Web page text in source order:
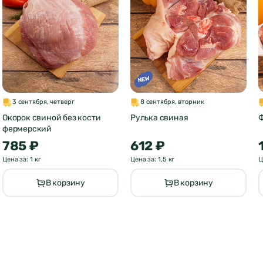
3 сентября, четверг
Окорок свиной без кости
фермерский
785 ₽
Цена за: 1 кг
В корзину
8 сентября, вторник
Рулька свиная
612 ₽
Цена за: 1,5 кг
В корзину